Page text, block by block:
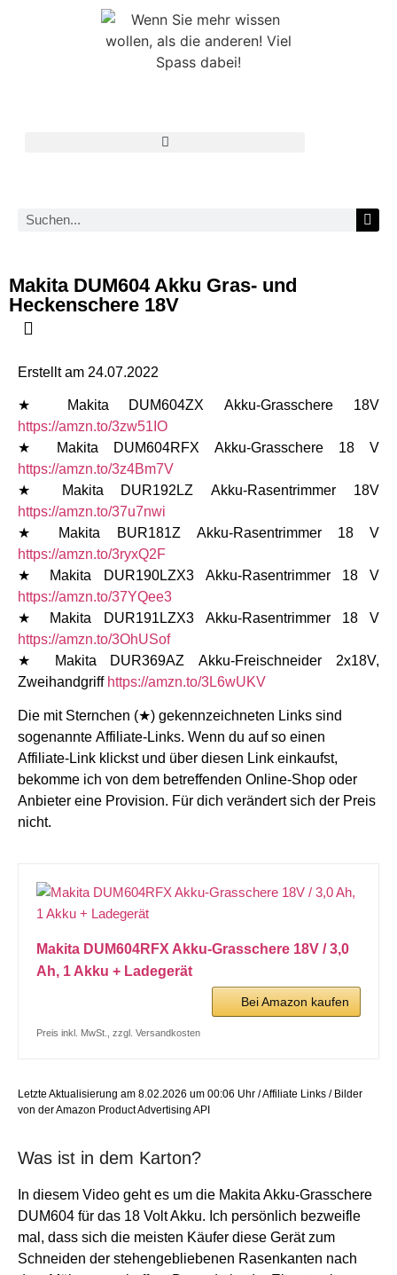
Makita DUM604 Akku Gras- und
Heckenschere 18V
Erstellt am 24.07.2022
★ Makita DUM604ZX Akku-Grasschere 18V
https://amzn.to/3zw51IO
★ Makita DUM604RFX Akku-Grasschere 18 V
https://amzn.to/3z4Bm7V
★ Makita DUR192LZ Akku-Rasentrimmer 18V
https://amzn.to/37u7nwi
★ Makita BUR181Z Akku-Rasentrimmer 18 V
https://amzn.to/3ryxQ2F
★ Makita DUR190LZX3 Akku-Rasentrimmer 18 V
https://amzn.to/37YQee3
★ Makita DUR191LZX3 Akku-Rasentrimmer 18 V
https://amzn.to/3OhUSof
★ Makita DUR369AZ Akku-Freischneider 2x18V,
Zweihandgriff https://amzn.to/3L6wUKV
Die mit Sternchen (★) gekennzeichneten Links sind
sogenannte Affiliate-Links. Wenn du auf so einen
Affiliate-Link klickst und über diesen Link einkaufst,
bekomme ich von dem betreffenden Online-Shop oder
Anbieter eine Provision. Für dich verändert sich der Preis
nicht.
Makita DUM604RFX Akku-Grasschere 18V / 3,0
Ah, 1 Akku + Ladegerät
Bei Amazon kaufen
Preis inkl. MwSt., zzgl. Versandkosten
Letzte Aktualisierung am 8.02.2026 um 00:06 Uhr / Affiliate Links / Bilder
von der Amazon Product Advertising API
Was ist in dem Karton?
In diesem Video geht es um die Makita Akku-Grasschere
DUM604 für das 18 Volt Akku. Ich persönlich bezweifle
mal, dass sich die meisten Käufer diese Gerät zum
Schneiden der stehengebliebenen Rasenkanten nach